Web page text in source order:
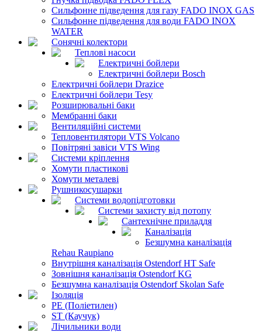
Сильфонне підведення для газу FADO INOX GAS
Сильфонне підведення для води FADO INOX
WATER
Сонячні колектори
Теплові насоси
Електричні бойлери
Електричні бойлери Bosch
Електричні бойлери Drazice
Електричні бойлери Tesy
Розширювальні баки
Мембранні баки
Вентиляційні системи
Тепловентилятори VTS Volcano
Повітряні завіси VTS Wing
Системи кріплення
Хомути пластикові
Хомути металеві
Рушникосушарки
Системи водопідготовки
Системи захисту від потопу
Сантехнічне приладдя
Каналізація
Безшумна каналізація
Rehau Raupiano
Внутрішня каналізація Ostendorf HT Safe
Зовнішня каналізація Ostendorf KG
Безшумна каналізація Ostendorf Skolan Safe
Ізоляція
PE (Поліетилен)
ST (Каучук)
Лічильники води